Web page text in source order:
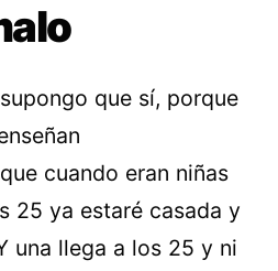
que sí, porque
cuando eran niñas
25 ya estaré casada y
una llega a los 25 y ni